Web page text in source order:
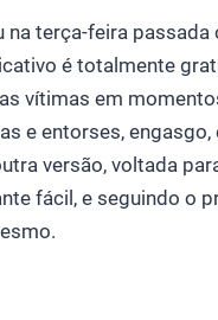
terça-feira
é totalmente
vítimas em
e entorses,
versão, voltada
fácil, e seguindo o